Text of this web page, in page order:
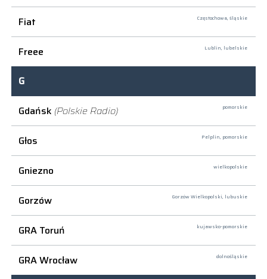
Fiat Częstochowa, śląskie
Freee Lublin, lubelskie
G
Gdańsk (Polskie Radio) pomorskie
Głos Pelplin, pomorskie
Gniezno wielkopolskie
Gorzów Gorzów Wielkopolski, lubuskie
GRA Toruń kujawsko-pomorskie
GRA Wrocław dolnośląskie